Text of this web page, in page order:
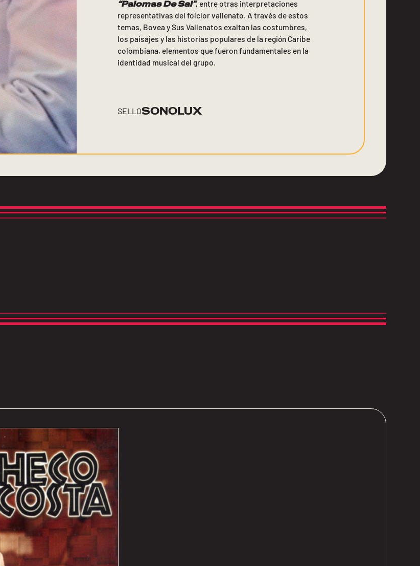
“Palomas De Sal”, entre otras interpretaciones
representativas del folclor vallenato. A través de estos
temas, Bovea y Sus Vallenatos exaltan las costumbres,
los paisajes y las historias populares de la región Caribe
colombiana, elementos que fueron fundamentales en la
identidad musical del grupo.
SELLOSONOLUX